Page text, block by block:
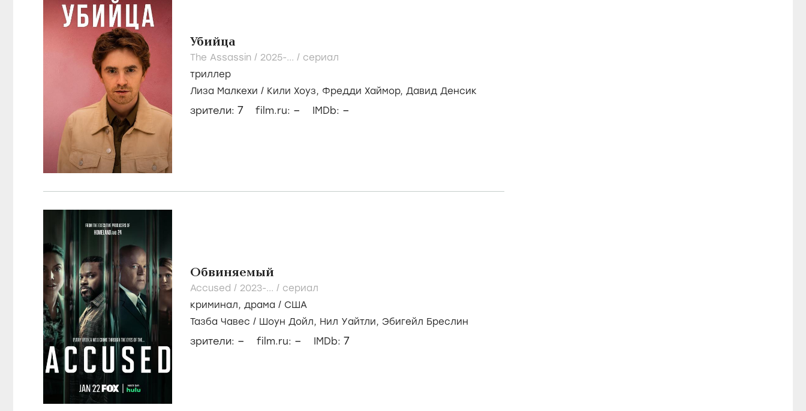
Убийца
The Assassin / 2025-... / сериал
триллер
Лиза Малкехи / Кили Хоуз, Фредди Хаймор, Давид Денсик
зрители: 7 film.ru: – IMDb: –
Обвиняемый
Accused / 2023-... / сериал
криминал, драма / США
Тазба Чавес / Шоун Дойл, Нил Уайтли, Эбигейл Бреслин
зрители: – film.ru: – IMDb: 7